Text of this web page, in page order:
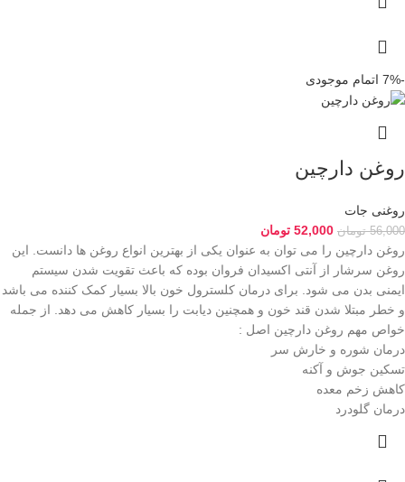
-7% اتمام موجودی
روغن دارچین
روغنی جات
56,000 تومان 52,000 تومان
روغن دارچین را می توان به عنوان یکی از بهترین انواع روغن ها دانست. این
روغن سرشار از آنتی اکسیدان فروان بوده که باعث تقویت شدن سیستم
ایمنی بدن می شود. برای درمان کلسترول خون بالا بسیار کمک کننده می باشد
و خطر مبتلا شدن قند خون و همچنین دیابت را بسیار کاهش می دهد. از جمله
خواص مهم روغن دارچین اصل :
درمان شوره و خارش سر
تسکین جوش و آکنه
کاهش زخم معده
درمان گلودرد